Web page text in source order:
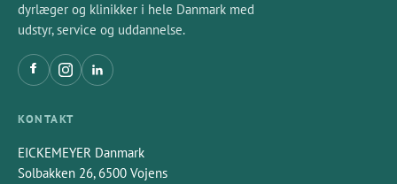
dyrlæger og klinikker i hele Danmark med
udstyr, service og uddannelse.
KONTAKT
EICKEMEYER Danmark
Solbakken 26, 6500 Vojens